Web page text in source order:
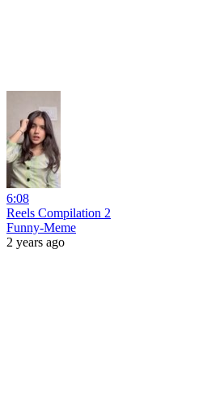
6:08
Reels Compilation 2
Funny-Meme
2 years ago